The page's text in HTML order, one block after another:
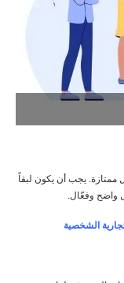
ممتازة. يجب أن يكون لبقاً
واضح وفعّال.